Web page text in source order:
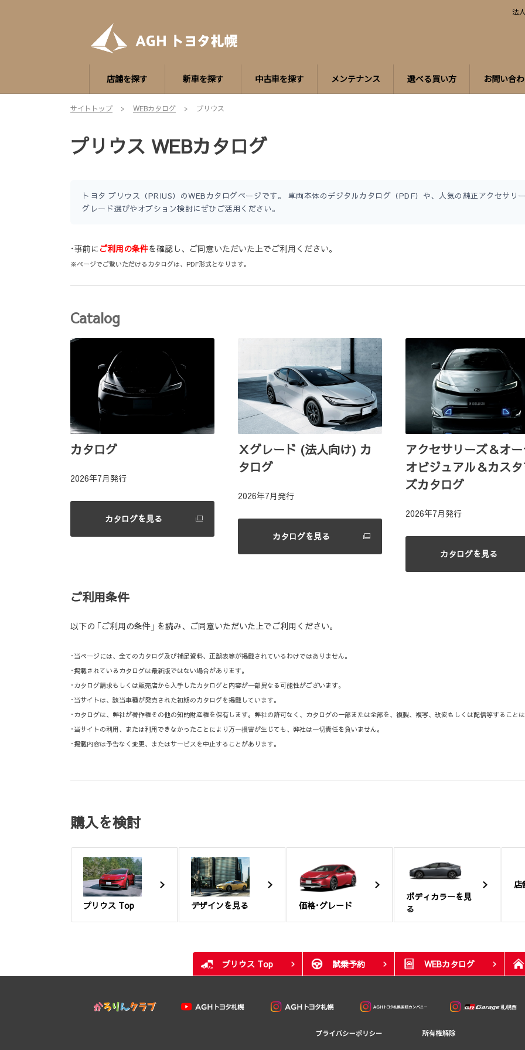
店舗を探す 新車を探す 中古車を探す メンテナンス 選べる買い方 お問い合
法
サイトトップ WEBカタログ プリウス
プリウス WEBカタログ
トヨタ プリウス（PRIUS）のWEBカタログページです。 車両本体のデジタルカタログ（PDF）や、人気の純正アクセサリ
グレード選びやオプション検討にぜひご活用ください。
･事前にご利用の条件を確認し、ご同意いただいた上でご利用ください。
※ページでご覧いただけるカタログは、PDF形式となります。
Catalog
カタログ
2026年7月発行
カタログを見る
Ｘグレード (法人向け) カ
タログ
2026年7月発行
カタログを見る
アクセサリーズ＆オー
オビジュアル＆カス
ズカタログ
2026年7月発行
カタログを見る
ご利用条件
以下の ｢ご利用の条件｣ を読み、ご同意いただいた上でご利用ください。
･当ページには、全てのカタログ及び補足資料、正誤表等が掲載されているわけではありません。
･掲載されているカタログは最新版ではない場合があります。
･カタログ請求もしくは販売店から入手したカタログと内容が一部異なる可能性がございます。
･当サイトは、該当車種が発売された初期のカタログを掲載しています。
･カタログは、弊社が著作権その他の知的財産権を保有します。弊社の許可なく、カタログの一部または全部を、複製、複写、改変もしくは配信等することは
･当サイトの利用、または利用できなかったことにより万一損害が生じても、弊社は一切責任を負いません。
･掲載内容は予告なく変更、またはサービスを中止することがあります。
購入を検討
プリウス Top デザインを見る 価格･グレード
ボディカラーを見
る
店
プリウス Top 試乗予約 WEBカタログ